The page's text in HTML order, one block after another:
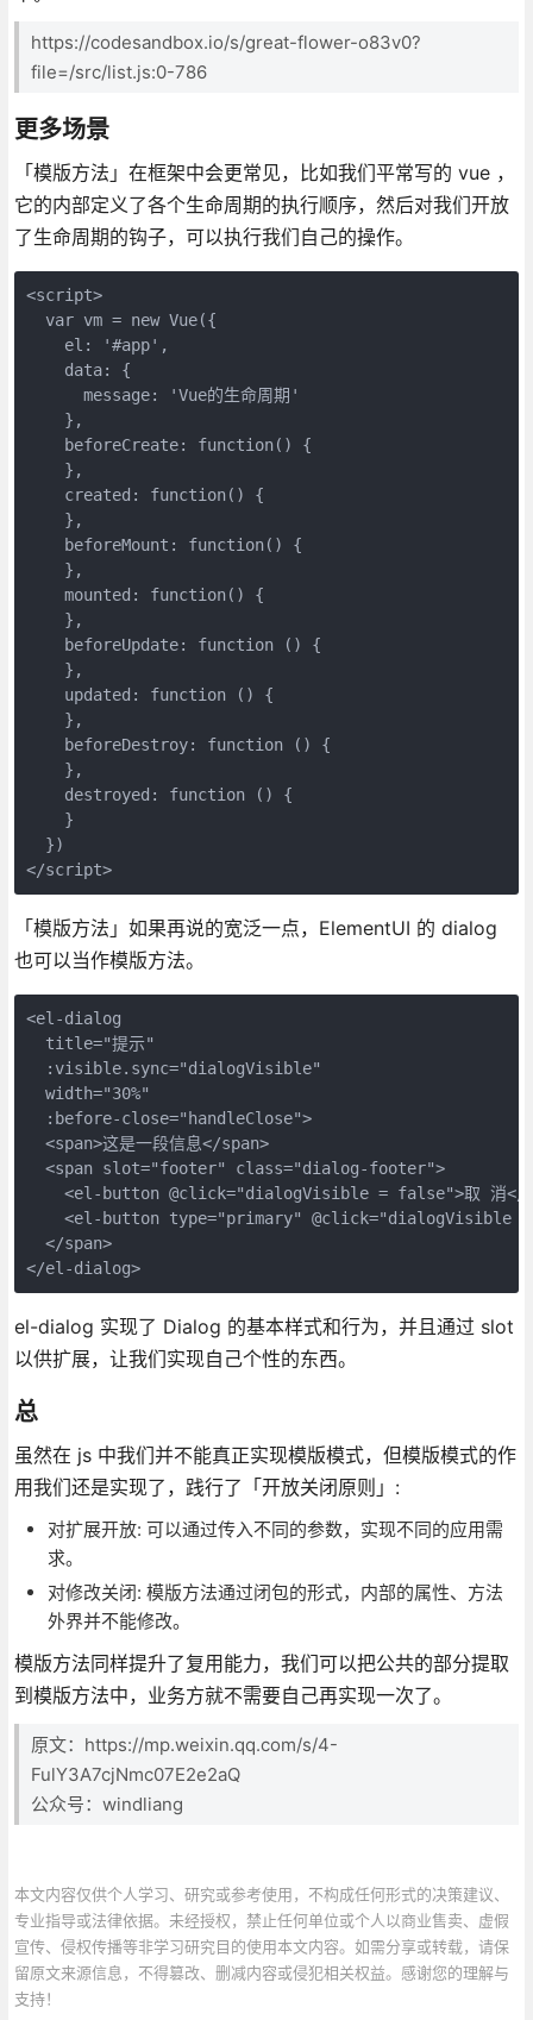
https://codesandbox.io/s/great-flower-o83v0?
file=/src/list.js:0-786
更多场景
「模版方法」在框架中会更常见，比如我们平常写的 vue ，
它的内部定义了各个生命周期的执行顺序，然后对我们开放
了生命周期的钩子，可以执行我们自己的操作。
<script>
  var vm = new Vue({
    el: '#app',
    data: {
      message: 'Vue的生命周期'
    },
    beforeCreate: function() {
    },
    created: function() {
    },
    beforeMount: function() {
    },
    mounted: function() {
    },
    beforeUpdate: function () {
    },
    updated: function () {
    },
    beforeDestroy: function () {
    },
    destroyed: function () {
    }
  })
</script>
「模版方法」如果再说的宽泛一点，ElementUI 的 dialog
也可以当作模版方法。
<el-dialog
  title="提示"
  :visible.sync="dialogVisible"
  width="30%"
  :before-close="handleClose">
  <span>这是一段信息</span>
  <span slot="footer" class="dialog-footer">
<el-button @click="dialogVisible = false">取 消</
<el-button type="primary" @click="dialogVisible
  </span>
</el-dialog>
el-dialog 实现了 Dialog 的基本样式和行为，并且通过 slot
以供扩展，让我们实现自己个性的东西。
总
虽然在 js 中我们并不能真正实现模版模式，但模版模式的作
用我们还是实现了，践行了「开放关闭原则」:
对扩展开放: 可以通过传入不同的参数，实现不同的应用需
求。
对修改关闭: 模版方法通过闭包的形式，内部的属性、方法
外界并不能修改。
模版方法同样提升了复用能力，我们可以把公共的部分提取
到模版方法中，业务方就不需要自己再实现一次了。
原文：https://mp.weixin.qq.com/s/4-
FulY3A7cjNmc07E2e2aQ
公众号：windliang
本文内容仅供个人学习、研究或参考使用，不构成任何形式的决策建议、
专业指导或法律依据。未经授权，禁止任何单位或个人以商业售卖、虚假
宣传、侵权传播等非学习研究目的使用本文内容。如需分享或转载，请保
留原文来源信息，不得篡改、删减内容或侵犯相关权益。感谢您的理解与
支持！